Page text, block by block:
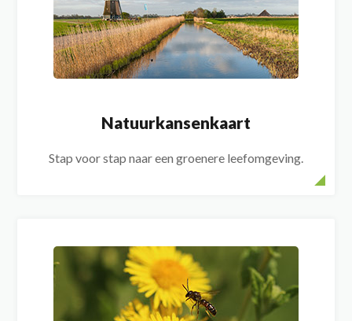
Natuurkansenkaart
Stap voor stap naar een groenere leefomgeving.